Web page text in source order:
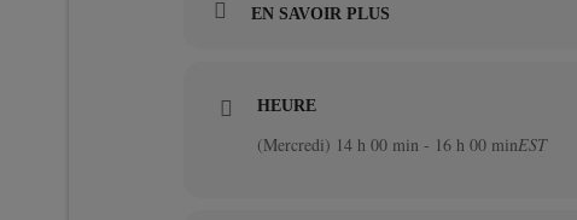
EN SAVOIR PLUS
HEURE
(Mercredi) 14 h 00 min - 16 h 00 minEST